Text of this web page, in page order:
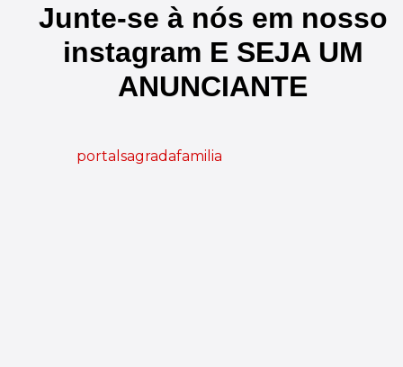
Junte-se à nós em nosso
instagram E SEJA UM
ANUNCIANTE
portalsagradafamilia